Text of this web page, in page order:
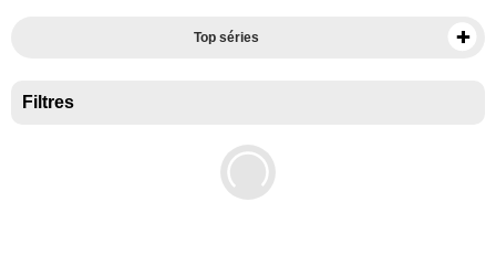
Top séries
Filtres